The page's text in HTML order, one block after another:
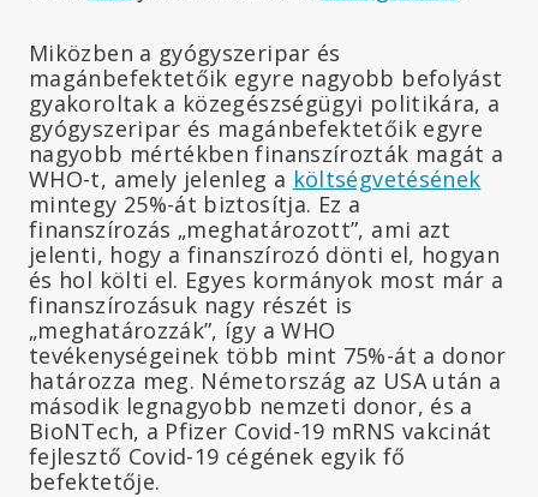
Miközben a gyógyszeripar és
magánbefektetőik egyre nagyobb befolyást
gyakoroltak a közegészségügyi politikára, a
gyógyszeripar és magánbefektetőik egyre
nagyobb mértékben finanszírozták magát a
WHO-t, amely jelenleg a költségvetésének
mintegy 25%-át biztosítja. Ez a
finanszírozás „meghatározott”, ami azt
jelenti, hogy a finanszírozó dönti el, hogyan
és hol költi el. Egyes kormányok most már a
finanszírozásuk nagy részét is
„meghatározzák”, így a WHO
tevékenységeinek több mint 75%-át a donor
határozza meg. Németország az USA után a
második legnagyobb nemzeti donor, és a
BioNTech, a Pfizer Covid-19 mRNS vakcinát
fejlesztő Covid-19 cégének egyik fő
befektetője.